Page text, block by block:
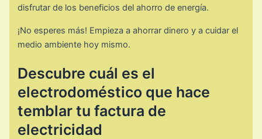
disfrutar de los beneficios del ahorro de energía.
¡No esperes más! Empieza a ahorrar dinero y a cuidar el
medio ambiente hoy mismo.
Descubre cuál es el
electrodoméstico que hace
temblar tu factura de
electricidad